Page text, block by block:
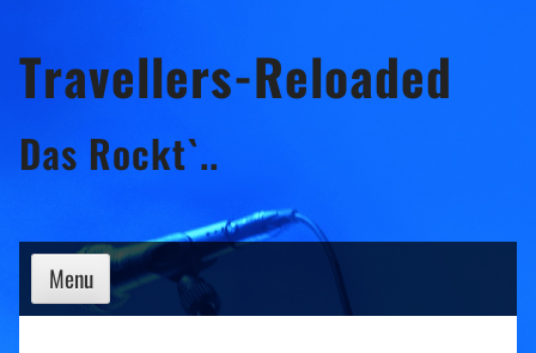
to
content
Travellers-Reloaded
Das Rockt`..
Menu